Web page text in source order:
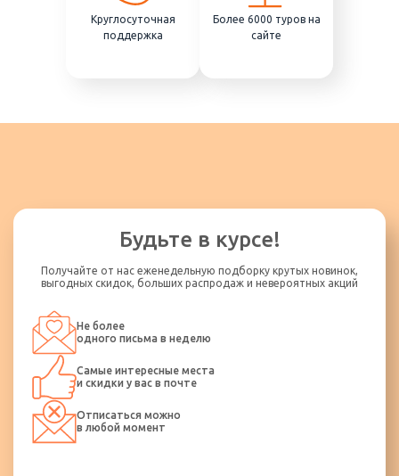
Круглосуточная
поддержка
Более 6000 туров на
сайте
Будьте в курсе!
Получайте от нас еженедельную подборку крутых новинок,
выгодных скидок, больших распродаж и невероятных акций
Не более
одного письма в неделю
Самые интересные места
и скидки у вас в почте
Отписаться можно
в любой момент